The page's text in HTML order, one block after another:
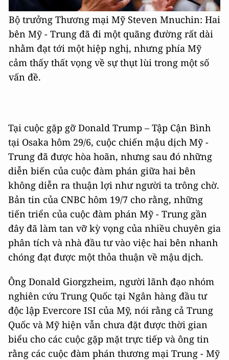
Bộ trưởng Thương mại Mỹ Steven Mnuchin: Hai
bên Mỹ - Trung đã đi một quãng đường rất dài
nhằm đạt tới một hiệp nghị, nhưng phía Mỹ
cảm thấy thất vọng về sự thụt lùi trong một số
vấn đề.
Tại cuộc gặp gỡ Donald Trump – Tập Cận Bình
tại Osaka hôm 29/6, cuộc chiến mậu dịch Mỹ -
Trung đã được hòa hoãn, nhưng sau đó những
diễn biến của cuộc đàm phán giữa hai bên
không diễn ra thuận lợi như người ta trông chờ.
Bản tin của CNBC hôm 19/7 cho rằng, những
tiến triển của cuộc đàm phán Mỹ - Trung gần
đây đã làm tan vỡ kỳ vọng của nhiều chuyên gia
phân tích và nhà đầu tư vào việc hai bên nhanh
chóng đạt được một thỏa thuận về mậu dịch.
Ông Donald Giorgzheim, người lãnh đạo nhóm
nghiên cứu Trung Quốc tại Ngân hàng đầu tư
độc lập Evercore ISI của Mỹ, nói rằng cả Trung
Quốc và Mỹ hiện vẫn chưa đặt được thời gian
biểu cho các cuộc gặp mặt trực tiếp và ông tin
rằng các cuộc đàm phán thương mại Trung - Mỹ